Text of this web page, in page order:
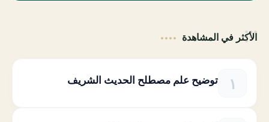
الأكثر في المشاهدة
توضيح علم مصطلح الحديث الشريف